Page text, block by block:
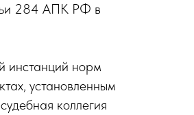
284 АПК РФ в
инстанций норм
установленным
коллегия